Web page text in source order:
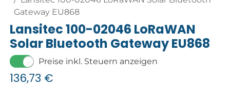
Gateway EU868
Lansitec 100-02046 LoRaWAN
Solar Bluetooth Gateway EU868
Preise inkl. Steuern anzeigen
136,73 €